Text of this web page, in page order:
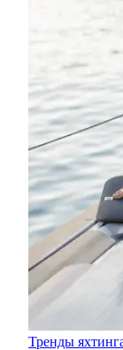
Тренды